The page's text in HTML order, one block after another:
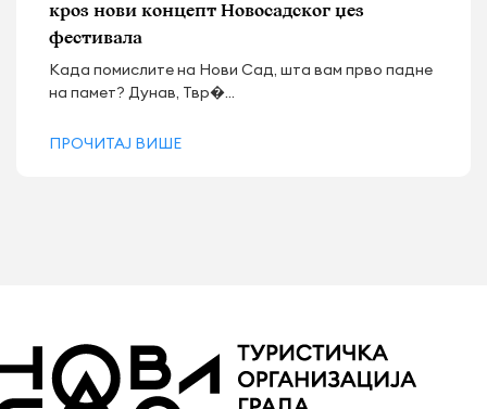
кроз нови концепт Новосадског џез
фестивала
Када помислите на Нови Сад, шта вам прво падне
на памет? Дунав, Твр�...
ПРОЧИТАЈ ВИШЕ